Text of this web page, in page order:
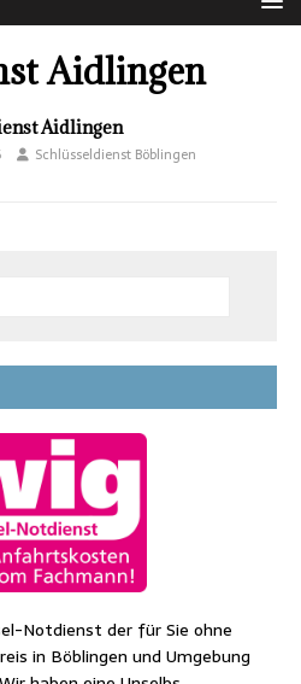
Aidlingen
Aidlingen
Schlüsseldienst Böblingen
Notdienst der für Sie ohne
in Böblingen und Umgebung